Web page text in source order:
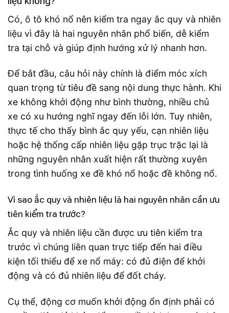
Có, ô tô khó nổ nên kiểm tra ngay ắc quy và nhiên
liệu vì đây là hai nguyên nhân phổ biến, dễ kiểm
tra tại chỗ và giúp định hướng xử lý nhanh hơn.
Để bắt đầu, câu hỏi này chính là điểm móc xích
quan trọng từ tiêu đề sang nội dung thực hành. Khi
xe không khởi động như bình thường, nhiều chủ
xe có xu hướng nghĩ ngay đến lỗi lớn. Tuy nhiên,
thực tế cho thấy bình ắc quy yếu, cạn nhiên liệu
hoặc hệ thống cấp nhiên liệu gặp trục trặc lại là
những nguyên nhân xuất hiện rất thường xuyên
trong tình huống xe đề khó nổ hoặc đề không nổ.
Vì sao ắc quy và nhiên liệu là hai nguyên nhân cần ưu
tiên kiểm tra trước?
Ắc quy và nhiên liệu cần được ưu tiên kiểm tra
trước vì chúng liên quan trực tiếp đến hai điều
kiện tối thiểu để xe nổ máy: có đủ điện để khởi
động và có đủ nhiên liệu để đốt cháy.
Cụ thể, động cơ muốn khởi động ổn định phải có